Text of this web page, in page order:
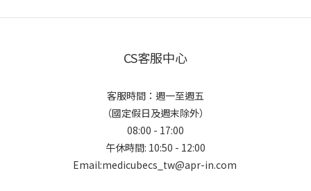
CS客服中心
客服時間：週一至週五
（國定假日及週末除外）
08:00 - 17:00
午休時間: 10:50 - 12:00
Email:medicubecs_tw@apr-in.com